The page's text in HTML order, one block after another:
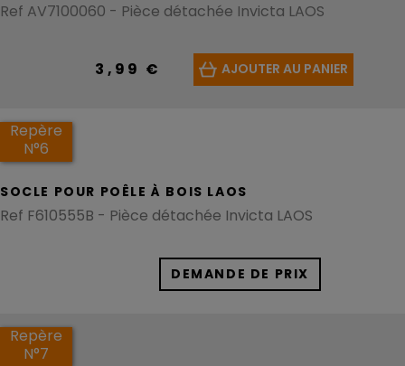
Ref AV7100060 - Pièce détachée Invicta LAOS
3,99 € AJOUTER AU PANIER
Repère
N°6
SOCLE POUR POÊLE À BOIS LAOS
Ref F610555B - Pièce détachée Invicta LAOS
DEMANDE DE PRIX
Repère
N°7